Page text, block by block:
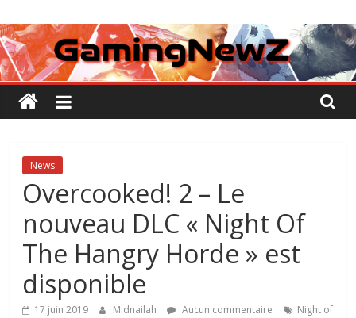
au
contenu
GamingNewZ
Tests
et
Actu
des
vidéo
News
Overcooked! 2 – Le
nouveau DLC « Night Of
The Hangry Horde » est
disponible
17 juin 2019 Midnailah Aucun commentaire
Night of